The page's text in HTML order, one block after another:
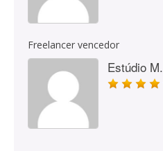
Freelancer vencedor
Estúdio M.